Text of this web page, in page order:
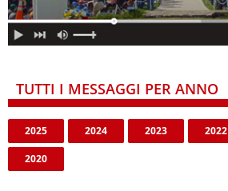
TUTTI I MESSAGGI PER ANNO
2025 2024 2023 2022
2020